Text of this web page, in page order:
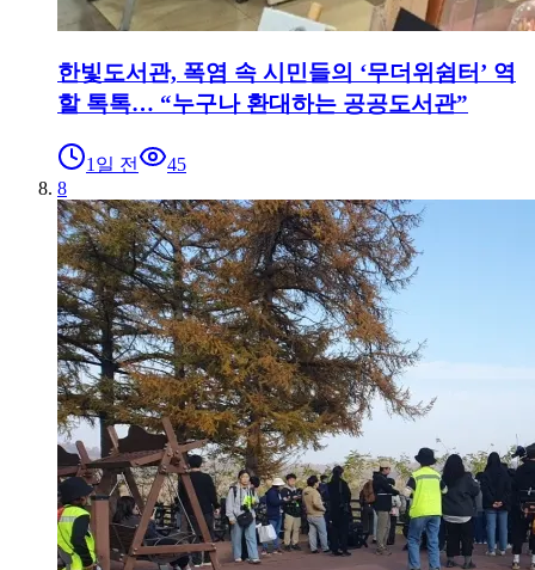
한빛도서관, 폭염 속 시민들의 ‘무더위쉼터’ 역
할 톡톡… “누구나 환대하는 공공도서관”
1일 전
45
8